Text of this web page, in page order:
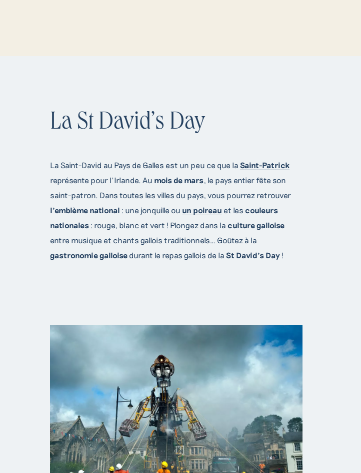
La St David’s Day
La Saint-David au Pays de Galles est un peu ce que la Saint-Patrick
représente pour l’Irlande. Au mois de mars, le pays entier fête son
saint-patron. Dans toutes les villes du pays, vous pourrez retrouver
l’emblème national : une jonquille ou un poireau et les couleurs
nationales : rouge, blanc et vert ! Plongez dans la culture galloise
entre musique et chants gallois traditionnels… Goûtez à la
gastronomie galloise durant le repas gallois de la St David’s Day !